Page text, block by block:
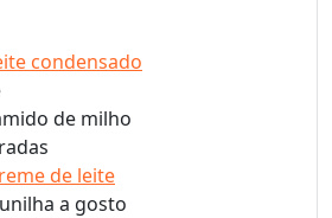
condensado
de milho
de leite
a gosto